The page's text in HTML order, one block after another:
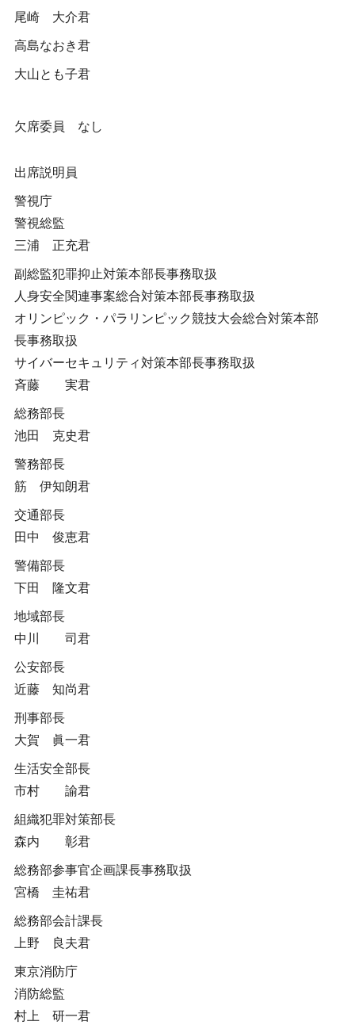
尾崎 大介君
高島なおき君
大山とも子君
欠席委員 なし
出席説明員
警視庁
警視総監
三浦 正充君
副総監犯罪抑止対策本部長事務取扱
人身安全関連事案総合対策本部長事務取扱
オリンピック・パラリンピック競技大会総合対策本部
長事務取扱
サイバーセキュリティ対策本部長事務取扱
斉藤 実君
総務部長
池田 克史君
警務部長
筋 伊知朗君
交通部長
田中 俊恵君
警備部長
下田 隆文君
地域部長
中川 司君
公安部長
近藤 知尚君
刑事部長
大賀 眞一君
生活安全部長
市村 諭君
組織犯罪対策部長
森内 彰君
総務部参事官企画課長事務取扱
宮橋 圭祐君
総務部会計課長
上野 良夫君
東京消防庁
消防総監
村上 研一君